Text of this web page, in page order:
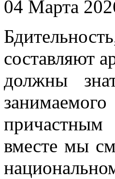
04 Марта
составляют
должны
причастным
вместе мы